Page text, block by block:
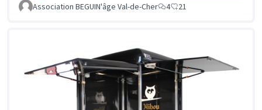
Association BEGUIN'âge Val-de-Cher
4 21